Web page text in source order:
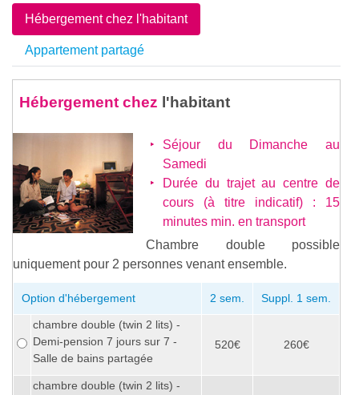
Hébergement chez l'habitant
Appartement partagé
Hébergement chez l'habitant
Séjour du Dimanche au
Samedi
Durée du trajet au centre de
cours (à titre indicatif) : 15
minutes min. en transport
Chambre double possible
uniquement pour 2 personnes venant ensemble.
Option d'hébergement 2 sem. Suppl. 1 sem.
chambre double (twin 2 lits) -
Demi-pension 7 jours sur 7 -
Salle de bains partagée
520€ 260€
chambre double (twin 2 lits) -